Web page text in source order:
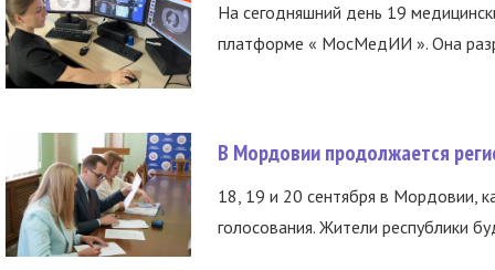
На сегодняшний день 19
платформе « МосМедИИ ». Она
В Мордовии продолжается
18, 19 и 20 сентября в Мордовии,
голосования. Жители республики